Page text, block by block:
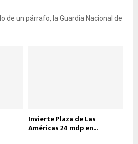
de un párrafo, la Guardia Nacional de
Invierte Plaza de Las
Américas 24 mdp en...